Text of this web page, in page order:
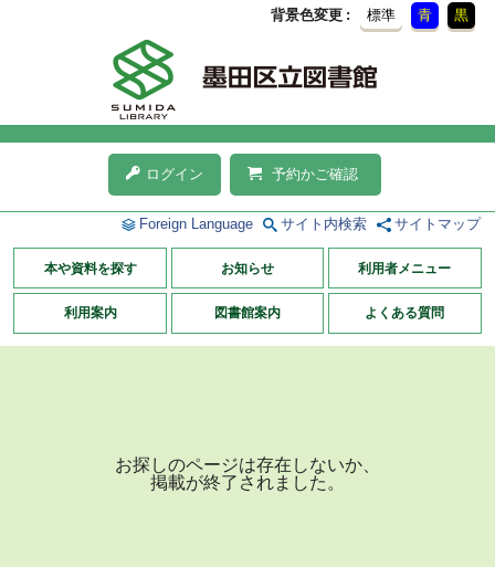
背景色変更 標準 青 黒
ログイン 予約かご確認
Foreign Language サイト内検索 サイトマップ
本や資料を探す お知らせ 利用者メニュー
利用案内 図書館案内 よくある質問
お探しのページは存在しないか、
掲載が終了されました。